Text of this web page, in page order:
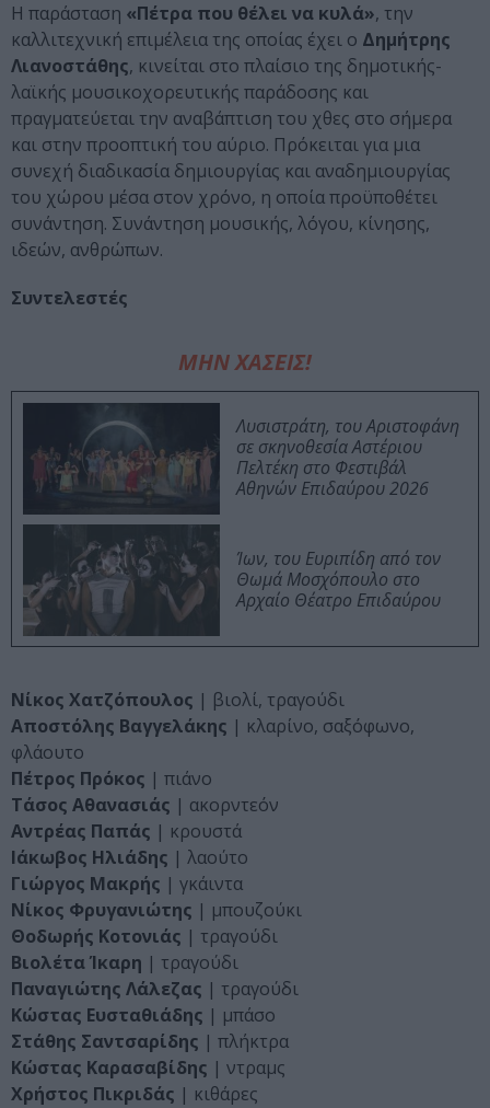
Η παράσταση «Πέτρα που θέλει να κυλά», την
καλλιτεχνική επιμέλεια της οποίας έχει ο Δημήτρης
Λιανοστάθης, κινείται στο πλαίσιο της δημοτικής-
λαϊκής μουσικοχορευτικής παράδοσης και
πραγματεύεται την αναβάπτιση του χθες στο σήμερα
και στην προοπτική του αύριο. Πρόκειται για μια
συνεχή διαδικασία δημιουργίας και αναδημιουργίας
του χώρου μέσα στον χρόνο, η οποία προϋποθέτει
συνάντηση. Συνάντηση μουσικής, λόγου, κίνησης,
ιδεών, ανθρώπων.
Συντελεστές
ΜΗΝ ΧΑΣΕΙΣ!
Λυσιστράτη, του Αριστοφάνη
σε σκηνοθεσία Αστέριου
Πελτέκη στο Φεστιβάλ
Αθηνών Επιδαύρου 2026
Ίων, του Ευριπίδη από τον
Θωμά Μοσχόπουλο στο
Αρχαίο Θέατρο Επιδαύρου
Νίκος Χατζόπουλος | βιολί, τραγούδι
Αποστόλης Βαγγελάκης | κλαρίνο, σαξόφωνο,
φλάουτο
Πέτρος Πρόκος | πιάνο
Τάσος Αθανασιάς | ακορντεόν
Αντρέας Παπάς | κρουστά
Ιάκωβος Ηλιάδης | λαούτο
Γιώργος Μακρής | γκάιντα
Νίκος Φρυγανιώτης | μπουζούκι
Θοδωρής Κοτονιάς | τραγούδι
Βιολέτα Ίκαρη | τραγούδι
Παναγιώτης Λάλεζας | τραγούδι
Κώστας Ευσταθιάδης | μπάσο
Στάθης Σαντσαρίδης | πλήκτρα
Κώστας Καρασαβίδης | ντραμς
Χρήστος Πικριδάς | κιθάρες